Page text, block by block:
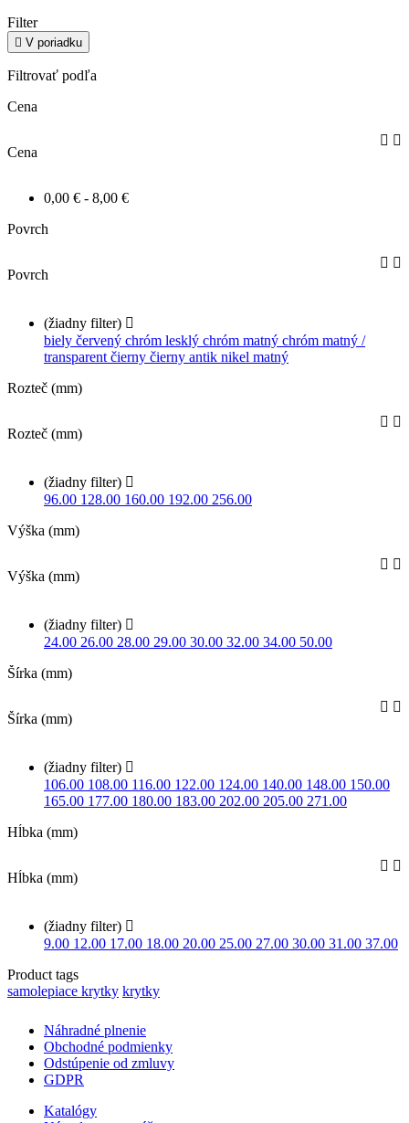
Filter
 V poriadku
Filtrovať podľa
Cena
Cena
 
0,00 € - 8,00 €
Povrch
Povrch
 
(žiadny filter) 
biely červený chróm lesklý chróm matný chróm matný /
transparent čierny čierny antik nikel matný
Rozteč (mm)
Rozteč (mm)
 
(žiadny filter) 
96.00 128.00 160.00 192.00 256.00
Výška (mm)
Výška (mm)
 
(žiadny filter) 
24.00 26.00 28.00 29.00 30.00 32.00 34.00 50.00
Šírka (mm)
Šírka (mm)
 
(žiadny filter) 
106.00 108.00 116.00 122.00 124.00 140.00 148.00 150.00
165.00 177.00 180.00 183.00 202.00 205.00 271.00
Hĺbka (mm)
Hĺbka (mm)
 
(žiadny filter) 
9.00 12.00 17.00 18.00 20.00 25.00 27.00 30.00 31.00 37.00
Product tags
samolepiace krytky krytky
Náhradné plnenie
Obchodné podmienky
Odstúpenie od zmluvy
GDPR
Katalógy